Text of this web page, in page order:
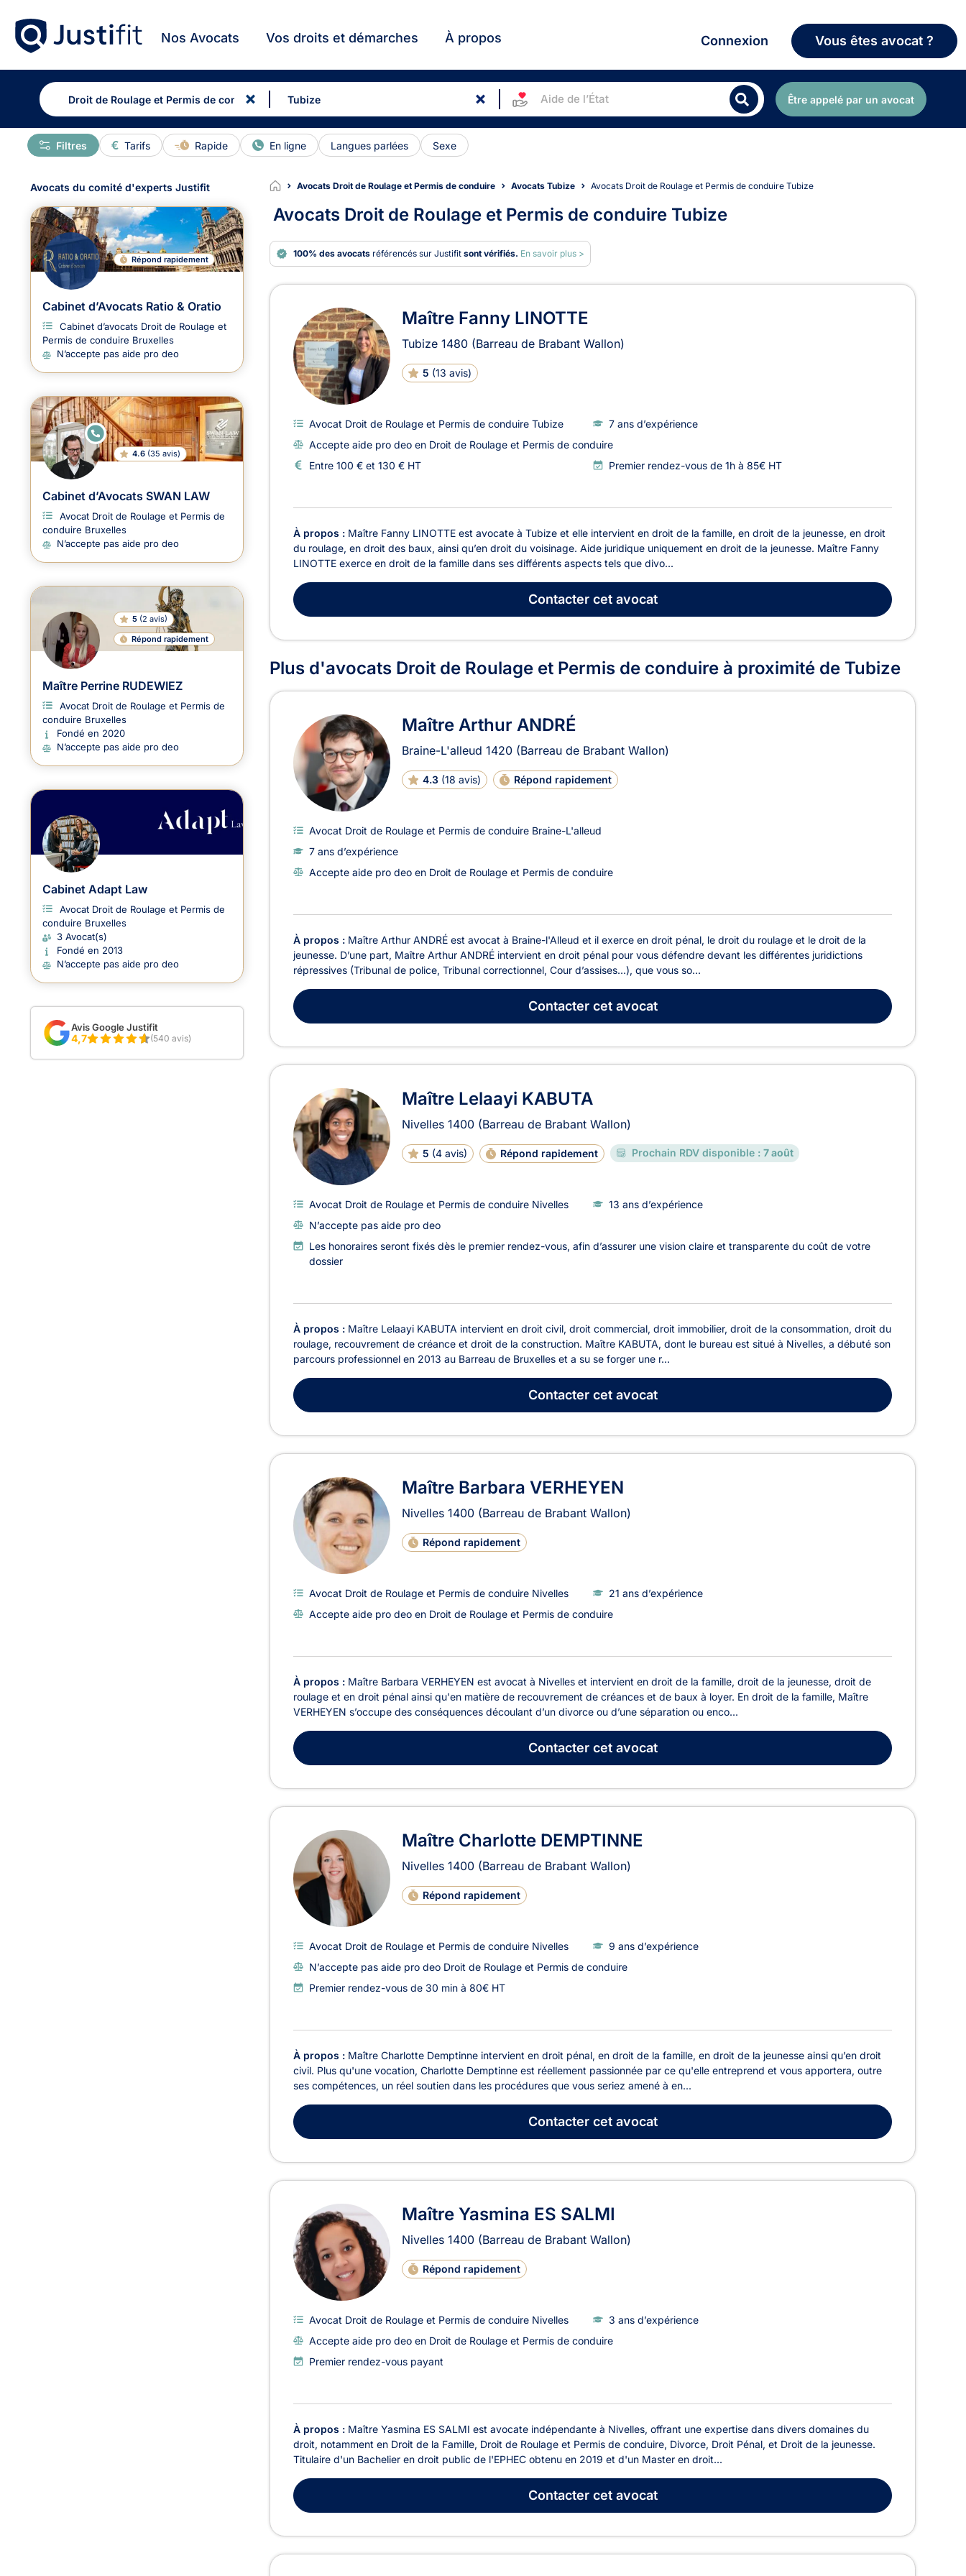
Nos Avocats Vos droits et démarches À propos Connexion Vous êtes avocat ?
Aide de l’État Être appelé par un avocat
Tarifs Rapide En ligne Langues parlées Sexe
Filtres
Avocats Droit de Roulage et Permis de conduire Avocats Tubize Avocats Droit de Roulage et Permis de conduire Tubize
Avocats Droit de Roulage et Permis de conduire Tubize
100% des avocats référencés sur Justifit sont vérifiés. En savoir plus >
Avocats en Droit de Roulage et Permis de conduire à Tubize
Maître Fanny LINOTTE
Tubize 1480 (Barreau de Brabant Wallon)
5 (13 avis)
Avocat Droit de Roulage et Permis de conduire Tubize
7 ans d’expérience
Accepte aide pro deo en Droit de Roulage et Permis de conduire
Entre 100 € et 130 € HT
Premier rendez-vous de 1h à 85€ HT
À propos : Maître Fanny LINOTTE est avocate à Tubize et elle intervient en droit de la famille, en droit de la jeunesse, en droit
du roulage, en droit des baux, ainsi qu’en droit du voisinage. Aide juridique uniquement en droit de la jeunesse. Maître Fanny
LINOTTE exerce en droit de la famille dans ses différents aspects tels que divo...
Contactercet avocat
Plus d'avocats Droit de Roulage et Permis de conduire à proximité de Tubize
Maître Arthur ANDRÉ
Braine-L'alleud 1420 (Barreau de Brabant Wallon)
4.3 (18 avis) Répond rapidement
Avocat Droit de Roulage et Permis de conduire Braine-L'alleud
7 ans d’expérience
Accepte aide pro deo en Droit de Roulage et Permis de conduire
À propos : Maître Arthur ANDRÉ est avocat à Braine-l'Alleud et il exerce en droit pénal, le droit du roulage et le droit de la
jeunesse. D’une part, Maître Arthur ANDRÉ intervient en droit pénal pour vous défendre devant les différentes juridictions
répressives (Tribunal de police, Tribunal correctionnel, Cour d’assises…), que vous so...
Contactercet avocat
Maître Lelaayi KABUTA
Nivelles 1400 (Barreau de Brabant Wallon)
5 (4 avis) Répond rapidement Prochain RDV disponible : 7 août
Avocat Droit de Roulage et Permis de conduire Nivelles
13 ans d’expérience
N’accepte pas aide pro deo
Les honoraires seront fixés dès le premier rendez-vous, afin d’assurer une vision claire et transparente du coût de votre
dossier
À propos : Maître Lelaayi KABUTA intervient en droit civil, droit commercial, droit immobilier, droit de la consommation, droit du
roulage, recouvrement de créance et droit de la construction. Maître KABUTA, dont le bureau est situé à Nivelles, a débuté son
parcours professionnel en 2013 au Barreau de Bruxelles et a su se forger une r...
Contactercet avocat
Maître Barbara VERHEYEN
Nivelles 1400 (Barreau de Brabant Wallon)
Répond rapidement
Avocat Droit de Roulage et Permis de conduire Nivelles
21 ans d’expérience
Accepte aide pro deo en Droit de Roulage et Permis de conduire
À propos : Maître Barbara VERHEYEN est avocat à Nivelles et intervient en droit de la famille, droit de la jeunesse, droit de
roulage et en droit pénal ainsi qu'en matière de recouvrement de créances et de baux à loyer. En droit de la famille, Maître
VERHEYEN s’occupe des conséquences découlant d’un divorce ou d’une séparation ou enco...
Contactercet avocat
Maître Charlotte DEMPTINNE
Nivelles 1400 (Barreau de Brabant Wallon)
Répond rapidement
Avocat Droit de Roulage et Permis de conduire Nivelles
9 ans d’expérience
N’accepte pas aide pro deo Droit de Roulage et Permis de conduire
Premier rendez-vous de 30 min à 80€ HT
À propos : Maître Charlotte Demptinne intervient en droit pénal, en droit de la famille, en droit de la jeunesse ainsi qu’en droit
civil. Plus qu'une vocation, Charlotte Demptinne est réellement passionnée par ce qu'elle entreprend et vous apportera, outre
ses compétences, un réel soutien dans les procédures que vous seriez amené à en...
Contactercet avocat
Maître Yasmina ES SALMI
Nivelles 1400 (Barreau de Brabant Wallon)
Répond rapidement
Avocat Droit de Roulage et Permis de conduire Nivelles
3 ans d’expérience
Accepte aide pro deo en Droit de Roulage et Permis de conduire
Premier rendez-vous payant
À propos : Maître Yasmina ES SALMI est avocate indépendante à Nivelles, offrant une expertise dans divers domaines du
droit, notamment en Droit de la Famille, Droit de Roulage et Permis de conduire, Divorce, Droit Pénal, et Droit de la jeunesse.
Titulaire d'un Bachelier en droit public de l'EPHEC obtenu en 2019 et d'un Master en droit...
Contactercet avocat
Avocats du comité d'experts Justifit
Répond rapidement
Cabinet d’Avocats Ratio & Oratio
Cabinet d’avocats Droit de Roulage et
Permis de conduire Bruxelles
N’accepte pas aide pro deo
E
N
LI
G
N
4.6 (35 avis)
Cabinet d’Avocats SWAN LAW
Avocat Droit de Roulage et Permis de
conduire Bruxelles
N’accepte pas aide pro deo
5 (2 avis)
Répond rapidement
Maître Perrine RUDEWIEZ
Avocat Droit de Roulage et Permis de
conduire Bruxelles
Fondé en 2020
N’accepte pas aide pro deo
Cabinet Adapt Law
Avocat Droit de Roulage et Permis de
conduire Bruxelles
3 Avocat(s)
Fondé en 2013
N’accepte pas aide pro deo
Avis Google Justifit
4,7 (540 avis)